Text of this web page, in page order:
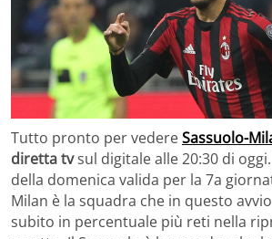
Tutto pronto per vedereSassuolo-
diretta tvsul digitale alle 20:30 di
della domenica valida per la 7a
Milan è la squadra che in questo
subito in percentuale più reti nella